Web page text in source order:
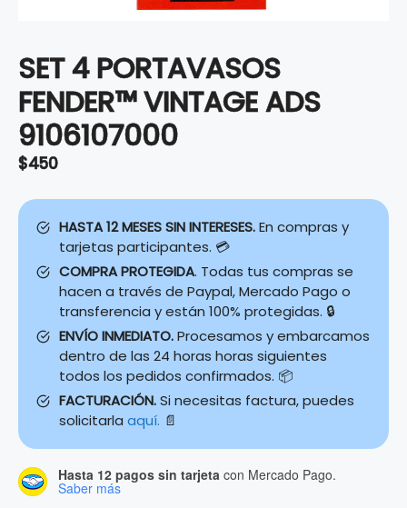
SET 4 PORTAVASOS
FENDER™ VINTAGE ADS
9106107000
$450
HASTA 12 MESES SIN INTERESES.En compras y
tarjetas participantes. 💳
COMPRA PROTEGIDA. Todas tus compras se
hacen a través de Paypal, Mercado Pago o
transferencia y están 100% protegidas. 🔒
ENVÍO INMEDIATO.Procesamos y embarcamos
dentro de las 24 horas horas siguientes
todos los pedidos confirmados. 📦
FACTURACIÓN.Si necesitas factura, puedes
solicitarla aquí. 📄
Hasta 12 pagos sin tarjeta con Mercado Pago.
Saber más